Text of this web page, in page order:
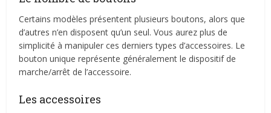
Certains modèles présentent plusieurs boutons, alors que
d’autres n’en disposent qu’un seul. Vous aurez plus de
simplicité à manipuler ces derniers types d’accessoires. Le
bouton unique représente généralement le dispositif de
marche/arrêt de l’accessoire.
Les accessoires